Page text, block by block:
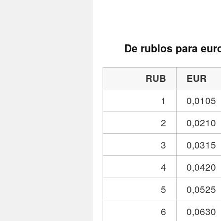
De rublos para
RUB
EUR
1
0,0105
2
0,0210
3
0,0315
4
0,0420
5
0,0525
6
0,0630